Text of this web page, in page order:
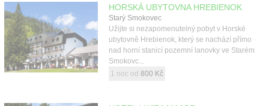
HORSKÁ UBYTOVNA HREBIENOK
Starý Smokovec
Užijte si nezapomenutelný pobyt v Horské
ubytovně Hrebienok, který se nachází přímo
nad horní stanicí pozemní lanovky ve Starém
Smokovc...
1 noc od 800 Kč